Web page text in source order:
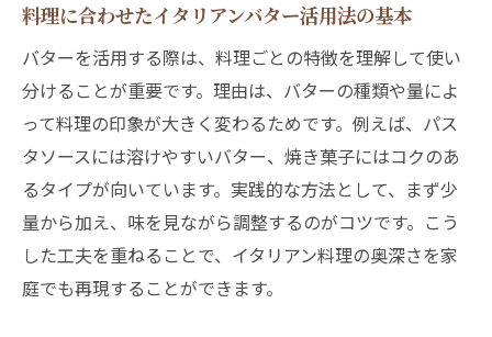
料理に合わせたイタリアンバター活用法の基本
バターを活用する際は、料理ごとの特徴を理解して使い
分けることが重要です。理由は、バターの種類や量によ
って料理の印象が大きく変わるためです。例えば、パス
タソースには溶けやすいバター、焼き菓子にはコクのあ
るタイプが向いています。実践的な方法として、まず少
量から加え、味を見ながら調整するのがコツです。こう
した工夫を重ねることで、イタリアン料理の奥深さを家
庭でも再現することができます。